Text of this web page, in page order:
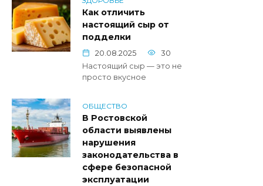
Как отличить
настоящий сыр от
подделки
20.08.2025
30
Настоящий сыр — это не
просто вкусное
ОБЩЕСТВО
В Ростовской
области выявлены
нарушения
законодательства в
сфере безопасной
эксплуатации